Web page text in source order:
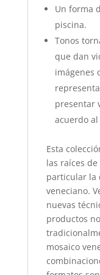
Un forma
piscina.
Tonos
que dan
imágenes
presentar
acuerdo
Esta
las raíces
particular la
veneciano.
nuevas
productos
mosaico